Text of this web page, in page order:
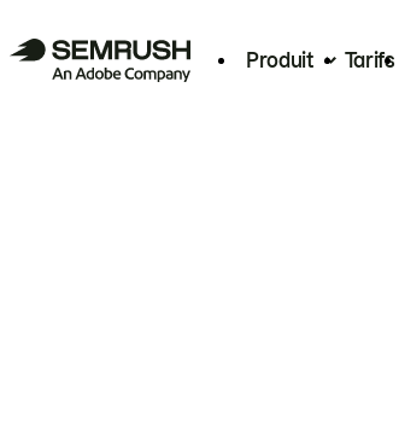
Produit Tarifs